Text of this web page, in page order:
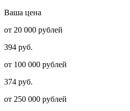
Ваша цена
от 20 000 рублей
394 руб.
от 100 000 рублей
374 руб.
от 250 000 рублей